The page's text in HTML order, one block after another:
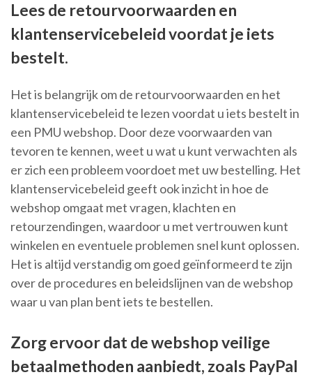
Lees de retourvoorwaarden en
klantenservicebeleid voordat je iets
bestelt.
Het is belangrijk om de retourvoorwaarden en het
klantenservicebeleid te lezen voordat u iets bestelt in
een PMU webshop. Door deze voorwaarden van
tevoren te kennen, weet u wat u kunt verwachten als
er zich een probleem voordoet met uw bestelling. Het
klantenservicebeleid geeft ook inzicht in hoe de
webshop omgaat met vragen, klachten en
retourzendingen, waardoor u met vertrouwen kunt
winkelen en eventuele problemen snel kunt oplossen.
Het is altijd verstandig om goed geïnformeerd te zijn
over de procedures en beleidslijnen van de webshop
waar u van plan bent iets te bestellen.
Zorg ervoor dat de webshop veilige
betaalmethoden aanbiedt, zoals PayPal